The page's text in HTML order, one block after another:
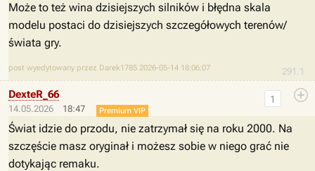
291.1
Może to też wina dzisiejszych silników i błędna skala
modelu postaci do dzisiejszych szczegółowych terenów/
świata gry.
post wyedytowany przez Darek1785 2026-05-14 18:06:07
14.05.2026 18:47
1
DexteR_66
Premium VIP
Świat idzie do przodu, nie zatrzymał się na roku 2000. Na
szczęście masz oryginał i możesz sobie w niego grać nie
dotykając remaku.